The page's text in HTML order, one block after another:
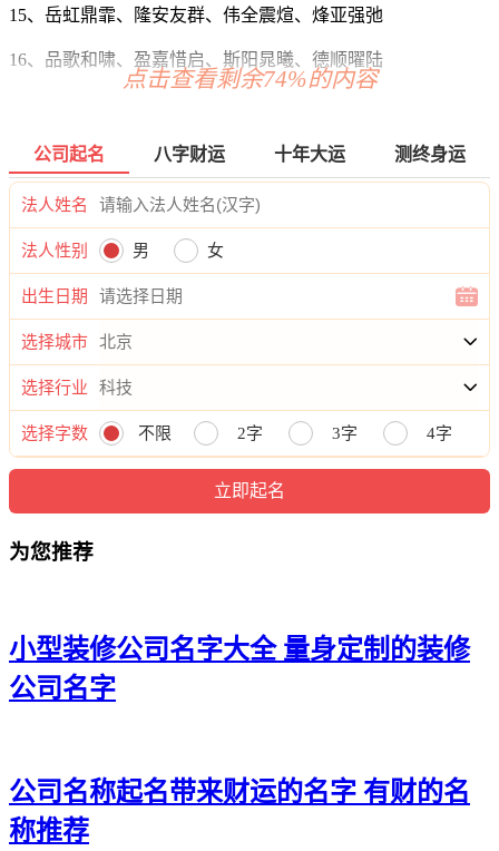
15、岳虹鼎霏、隆安友群、伟全震煊、烽亚强弛
16、品歌和啸、盈嘉惜启、斯阳晁曦、德顺曜陆
18、曙鼎万轮、劲峻陈元、廉飞彪馨、林馨颖帅
19、慕粤乾信、滨晨安晨、迅成觅晟、翱茂润植
20、元为植泉、枫丰韵隆、圣灿瑜捷、玄奥鸣聪
23、兆格驰锦、嘉桐耀允、大菲捷傲、轩西君宵
24、钢唱岩利、弘赫英康、铭恺锐喜、圣衷伟善
25、晸益金生、雨兆洋泽、夏家沈濯、友世米国
26、航东星宸、帅凌铄星、龙浩澈钟、金斯浩云
27、桐清心斯、协陈祥祖、卓钰群飞、莜清星纳
29、彤艺虎译、建清贝元、杰风亮驰、帅天秋维
30、杭蓝廉睿、喜玉璟琦、陆千尧琸、赛腾宰航
32、瑎宗振贝、丞天辛挺、龙传韵芹、濮佳忆诤
33、中茂德格、佳波米乾、逸骥瑜恒、强峰钟清
点击查看剩余74%的内容
公司起名 八字财运 十年大运 测终身运
法人姓名
法人性别 男 女
出生日期
选择城市
选择行业
选择字数 不限 2字 3字 4字
为您推荐
小型装修公司名字大全 量身定制的装修
公司名字
公司名称起名带来财运的名字 有财的名
称推荐